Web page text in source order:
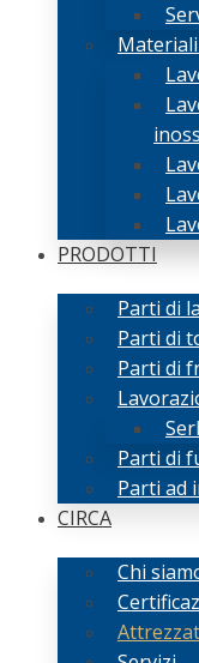
PRODOTTI
Parti di
Parti di
Parti di
Parti di
Parti ad
CIRCA
Chi